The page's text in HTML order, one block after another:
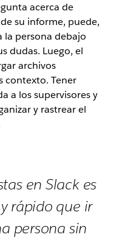
acerca de
su informe, puede,
la persona debajo
dudas. Luego, el
archivos
contexto. Tener
a los supervisores y
y rastrear el
en Slack es
rápido que ir
persona sin